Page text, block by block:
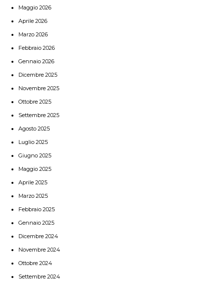
Maggio 2026
Aprile 2026
Marzo 2026
Febbraio 2026
Gennaio 2026
Dicembre 2025
Novembre 2025
Ottobre 2025
Settembre 2025
Agosto 2025
Luglio 2025
Giugno 2025
Maggio 2025
Aprile 2025
Marzo 2025
Febbraio 2025
Gennaio 2025
Dicembre 2024
Novembre 2024
Ottobre 2024
Settembre 2024